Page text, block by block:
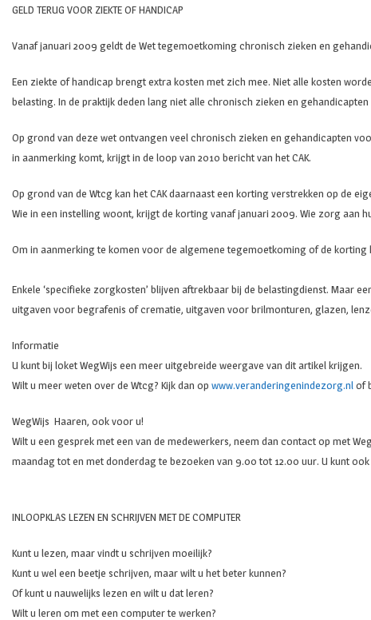
GELD TERUG VOOR ZIEKTE OF HANDICAP
Vanaf januari 2009 geldt de Wet tegemoetkoming chronisch zieken en
Een ziekte of handicap brengt extra kosten met zich mee. Niet alle kosten
belasting. In de praktijk deden lang niet alle chronisch zieken en
Op grond van deze wet ontvangen veel chronisch zieken en gehandicapten
in aanmerking komt, krijgt in de loop van 2010 bericht van het CAK.
Op grond van de Wtcg kan het CAK daarnaast een korting verstrekken op de
Wie in een instelling woont, krijgt de korting vanaf januari 2009. Wie zorg aan
Om in aanmerking te komen voor de algemene tegemoetkoming of de
Enkele ‘specifieke zorgkosten’ blijven aftrekbaar bij de belastingdienst. Maar
uitgaven voor begrafenis of crematie, uitgaven voor brilmonturen, glazen,
Informatie
U kunt bij loket WegWijs een meer uitgebreide weergave van dit artikel krijgen.
Wilt u meer weten over de Wtcg? Kijk dan op www.veranderingenindezorg.nl of
WegWijs Haaren, ook voor u!
Wilt u een gesprek met een van de medewerkers, neem dan contact op met
maandag tot en met donderdag te bezoeken van 9.00 tot 12.00 uur. U kunt
INLOOPKLAS LEZEN EN SCHRIJVEN MET DE COMPUTER
Kunt u lezen, maar vindt u schrijven moeilijk?
Kunt u wel een beetje schrijven, maar wilt u het beter kunnen?
Of kunt u nauwelijks lezen en wilt u dat leren?
Wilt u leren om met een computer te werken?